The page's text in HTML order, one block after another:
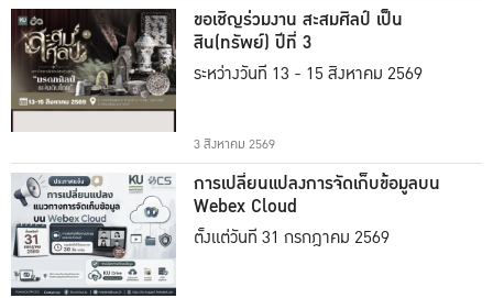
ขอเชิญร่วมงาน สะสมศิลป์ เป็น
สิน(ทรัพย์) ปีที่ 3
ระหว่างวันที่ 13 - 15 สิงหาคม 2569
3 สิงหาคม 2569
การเปลี่ยนแปลงการจัดเก็บข้อมูลบน
Webex Cloud
ตั้งแต่วันที่ 31 กรกฎาคม 2569